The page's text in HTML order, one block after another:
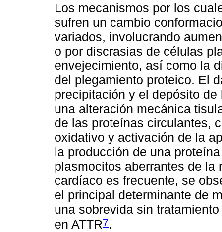
Los mecanismos por los
sufren un cambio
variados, involucrando
o por discrasias de células
envejecimiento, así como la
del plegamiento proteico. El
precipitación y el depósito
una alteración mecánica
de las proteínas circulantes,
oxidativo y activación de la
la producción de una
plasmocitos aberrantes de la
cardíaco es frecuente, se
el principal determinante de
una sobrevida sin
en ATTR7.